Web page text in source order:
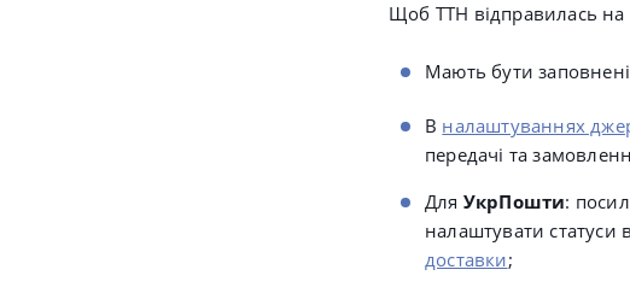
Щоб ТТН відправилась на
Мають бути
В налаштуваннях
передачі та
Для УкрПошти:
налаштувати статуси
доставки;